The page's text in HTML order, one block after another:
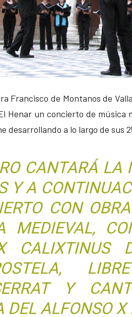
Francisco de Montanos de
Henar un concierto de
desarrollando a lo largo de sus
CANTARÁ
Y A
CON
MEDIEVAL,
CALIXTINUS
Y
DEL ALFONSO X